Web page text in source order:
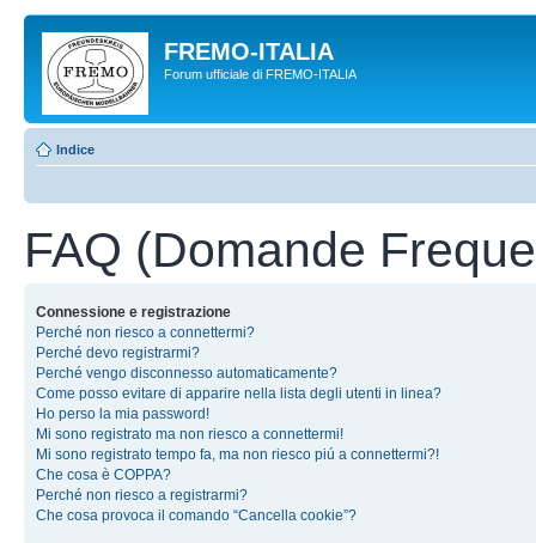
FREMO-ITALIA
Forum ufficiale di FREMO-ITALIA
Indice
FAQ (Domande
Connessione e registrazione
Perché non riesco a connettermi?
Perché devo registrarmi?
Perché vengo disconnesso automaticamente?
Come posso evitare di apparire nella lista degli utenti in linea?
Ho perso la mia password!
Mi sono registrato ma non riesco a connettermi!
Mi sono registrato tempo fa, ma non riesco piú a connettermi?!
Che cosa è COPPA?
Perché non riesco a registrarmi?
Che cosa provoca il comando “Cancella cookie”?